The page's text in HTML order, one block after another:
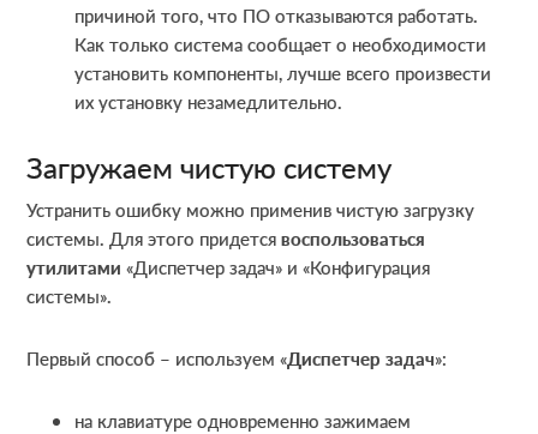
причиной того, что ПО отказываются работать.
Как только система сообщает о необходимости
установить компоненты, лучше всего произвести
их установку незамедлительно.
Загружаем чистую систему
Устранить ошибку можно применив чистую загрузку
системы. Для этого придетсявоспользоваться
утилитами «Диспетчер задач» и «Конфигурация
системы».
Первый способ – используем «Диспетчер задач»:
на клавиатуре одновременно зажимаем